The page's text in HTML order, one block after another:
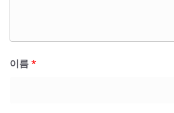
이름*